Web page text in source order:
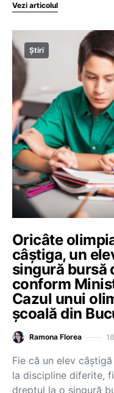
Vezi articolul
Știri
Oricâte
câștiga, un
singură bursă
conform
Cazul unui
școală din
Ramona Florea
Fie că un elev
la discipline diferite,
dreptul la o singură